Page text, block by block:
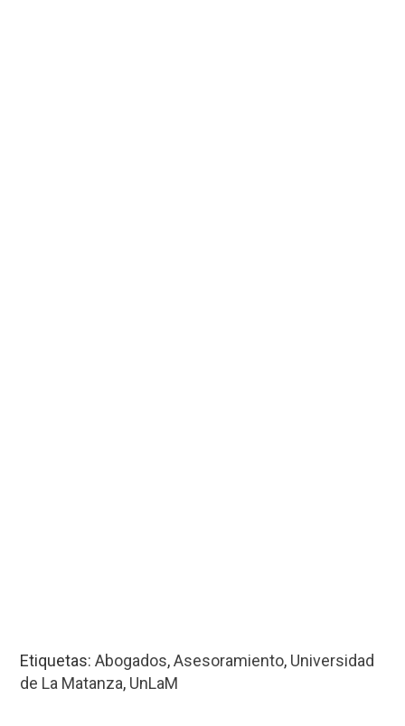
Etiquetas:Abogados,Asesoramiento, Universidad
de La Matanza, UnLaM